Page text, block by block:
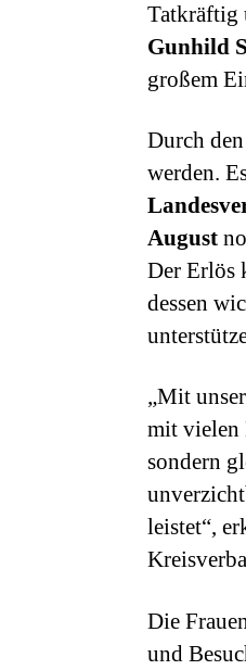
Tatkräftig
Gunhild
großem
Durch
werden.
August
Der Erlös
dessen
„Mit
mit vielen
sondern
leistet“,
Die
und